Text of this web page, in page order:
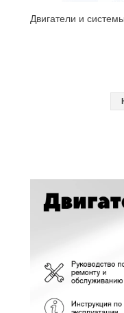
Двигатели и